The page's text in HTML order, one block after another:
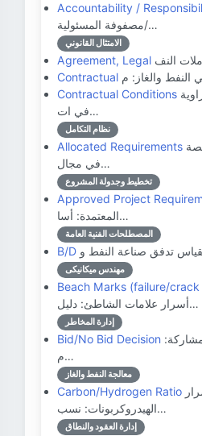
Accountability /
مصفوفة المسئولية/…
الامتثال القانوني
Agreement, Legal
Contractual
Contractual Conditions
في ات…
نظام التكامل
Allocated Requirements
في مجال…
تخطيط وجدولة المشروع
Approved Project
المعتمدة: أسا…
المصطلحات الفنية العامة
B/D
مهندس ميكانيكى
Beach Marks (failure/
أسرار علامات الشاطئ: دليل…
إدارة المخاطر
Bid/No Bid Decision
م…
معالجة النفط والغاز
Carbon/Hydrogen Ratio
الهيدروكربونات: نسب…
إدارة العقود والنطاق